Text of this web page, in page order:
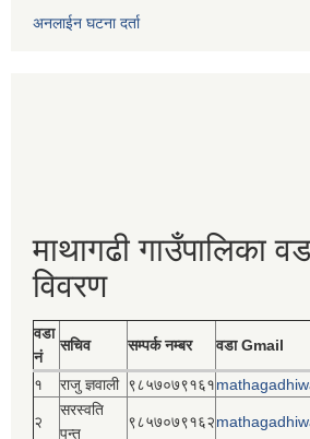
अनलाईन घटना दर्ता
माथागढी गाउँपालिका
विवरण
वडा
नं
सचिव सम्पर्क नम्बर वडा Gmail
१ राजु ज्ञवाली ९८५७०७९१६१
२
सरस्वति
पन्त
९८५७०७९१६२